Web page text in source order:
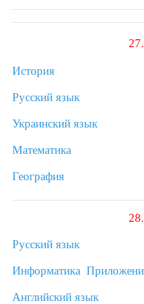
История
Русский язык
Украинский язык
Математика
География
Русский язык
Информатика
Английский язык